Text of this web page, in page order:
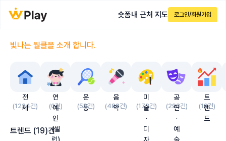
숏폼내 근처 지도 로그인/회원가입
빛나는 월클을 소개 합니다.
전
체
(1224건)
연
예
인
(셀
(0건)
운
동
(58건)
음
악
(488건)
미
술
·
디
(172건)
공
연
·
예
(293건)
트
렌
드
(19건)
트렌드 (19)건